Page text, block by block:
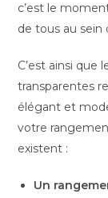
c’est le
de tous au sein
C’est ainsi que
transparentes
élégant et
votre
existent :
Un